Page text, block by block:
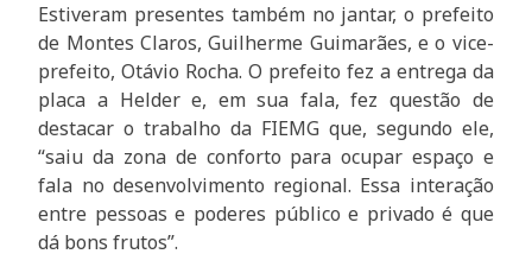
Estiveram presentes também no jantar, o prefeito
de Montes Claros, Guilherme Guimarães, e o vice-
prefeito, Otávio Rocha. O prefeito fez a entrega da
placa a Helder e, em sua fala, fez questão de
destacar o trabalho da FIEMG que, segundo ele,
“saiu da zona de conforto para ocupar espaço e
fala no desenvolvimento regional. Essa interação
entre pessoas e poderes público e privado é que
dá bons frutos”.